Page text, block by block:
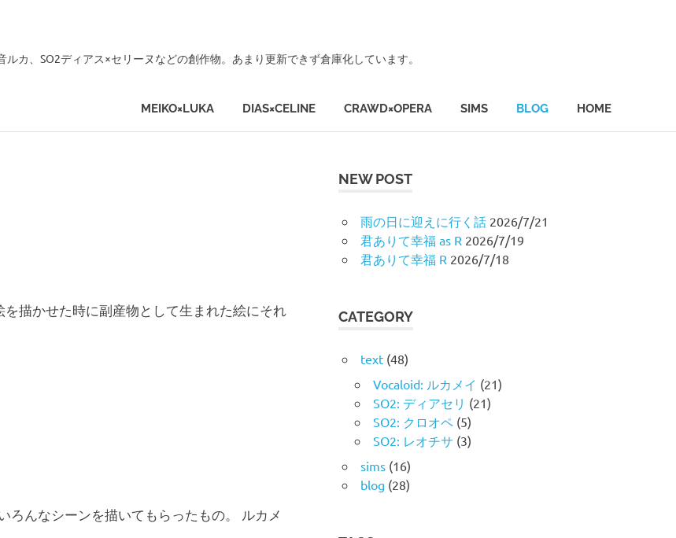
カ、SO2ディアス×セリーヌなどの創作物。あまり更新できず倉庫化しています。
MEIKO×LUKA DIAS×CELINE CRAWD×OPERA SIMS BLOG HOME
描かせた時に副産物として生まれた絵にそれ
ろんなシーンを描いてもらったもの。 ルカメ
NEW POST
雨の日に迎えに行く話 2026/7/21
君ありて幸福 as R 2026/7/19
君ありて幸福 R 2026/7/18
CATEGORY
text (48)
Vocaloid: ルカメイ (21)
SO2: ディアセリ (21)
SO2: クロオペ (5)
SO2: レオチサ (3)
sims (16)
blog (28)